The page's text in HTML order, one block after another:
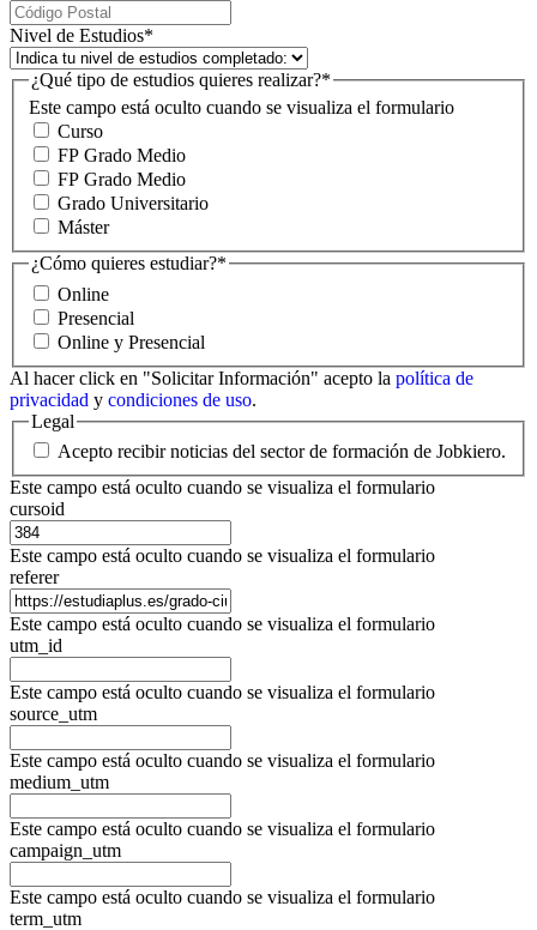
Nivel de Estudios*
Este campo está oculto cuando se visualiza el formulario
¿Qué tipo de estudios quieres realizar?*
Curso
FP Grado Medio
FP Grado Medio
Grado Universitario
Máster
¿Cómo quieres estudiar?*
Online
Presencial
Online y Presencial
Al hacer click en "Solicitar Información" acepto la política de
privacidad y condiciones de uso.
Legal
Acepto recibir noticias del sector de formación de Jobkiero.
Este campo está oculto cuando se visualiza el formulario
cursoid
Este campo está oculto cuando se visualiza el formulario
referer
Este campo está oculto cuando se visualiza el formulario
utm_id
Este campo está oculto cuando se visualiza el formulario
source_utm
Este campo está oculto cuando se visualiza el formulario
medium_utm
Este campo está oculto cuando se visualiza el formulario
campaign_utm
Este campo está oculto cuando se visualiza el formulario
term_utm